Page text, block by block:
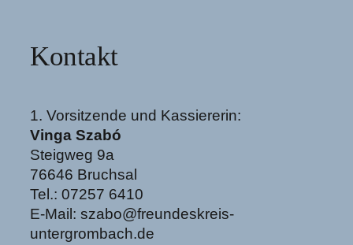
Kontakt
1. Vorsitzende und Kassiererin:
Vinga Szabó
Steigweg 9a
76646 Bruchsal
Tel.: 07257 6410
E-Mail: szabo@freundeskreis-
untergrombach.de